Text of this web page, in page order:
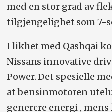
med en stor grad av
tilgjengelighet som 7-
I likhet med Qashqai
Nissans innovative
Power. Det spesielle
at bensinmotoren
generere energi ,